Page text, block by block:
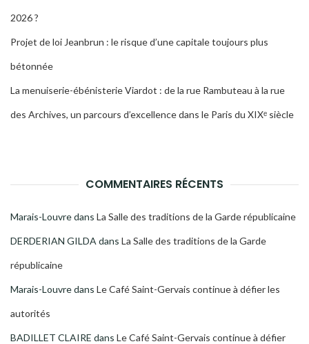
2026 ?
Projet de loi Jeanbrun : le risque d’une capitale toujours plus
bétonnée
La menuiserie-ébénisterie Viardot : de la rue Rambuteau à la rue
des Archives, un parcours d’excellence dans le Paris du XIXᵉ siècle
COMMENTAIRES RÉCENTS
Marais-Louvredans La Salle des traditions de la Garde républicaine
DERDERIAN GILDA dans La Salle des traditions de la Garde
républicaine
Marais-Louvredans Le Café Saint-Gervais continue à défier les
autorités
BADILLET CLAIRE dans Le Café Saint-Gervais continue à défier